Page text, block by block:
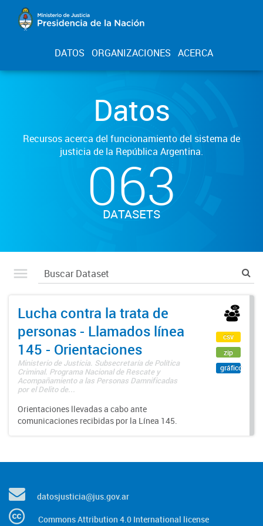
DATOS ORGANIZACIONES ACERCA
Datos
Recursos acerca del funcionamiento del sistema de
justicia de la República Argentina.
063
DATASETS
Lucha contra la trata de
personas - Llamados línea
145 - Orientaciones
Ministerio de Justicia. Subsecretaría de Política
Criminal. Programa Nacional de Rescate y
Acompañamiento a las Personas Damnificadas
por el Delito de...
Orientaciones llevadas a cabo ante
comunicaciones recibidas por la Línea 145.
csv
zip
gráfico
datosjusticia@jus.gov.ar
Commons Attribution 4.0 International license